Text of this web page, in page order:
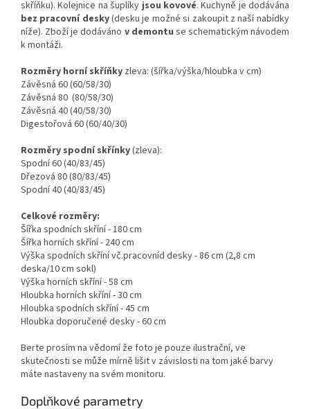
skříňku). Kolejnice na šuplíky jsou kovové. Kuchyně je dodávána
bez pracovní desky(desku je možné si zakoupit z naší nabídky
níže). Zboží je dodáváno v demontu se schematickým návodem
k montáži.
Rozměry horní skříňky zleva: (šířka/výška/hloubka v cm)
Závěsná 60 (60/58/30)
Závěsná 80 (80/58/30)
Závěsná 40 (40/58/30)
Digestořová 60 (60/40/30)
Rozměry spodní skřínky(zleva):
Spodní 60 (40/83/45)
Dřezová 80 (80/83/45)
Spodní 40 (40/83/45)
Celkové rozměry:
Šířka spodních skříní - 180 cm
Šířka horních skříní - 240 cm
Výška spodních skříní vč.pracovníd desky - 86 cm (2,8 cm
deska/10 cm sokl)
Výška horních skříní - 58 cm
Hloubka horních skříní - 30 cm
Hloubka spodních skříní - 45 cm
Hloubka doporučené desky - 60 cm
Berte prosím na vědomí že foto je pouze ilustrační, ve
skutečnosti se může mírně lišit v závislosti na tom jaké barvy
máte nastaveny na svém monitoru.
Doplňkové parametry